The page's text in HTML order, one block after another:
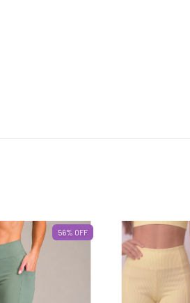
56% OFF